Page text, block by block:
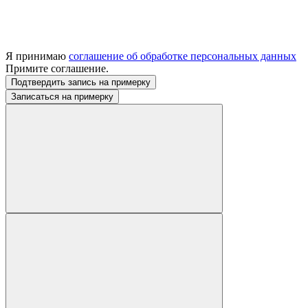
Я принимаю соглашение об обработке персональных данных
Примите соглашение.
Подтвердить запись на примерку
Записаться на примерку